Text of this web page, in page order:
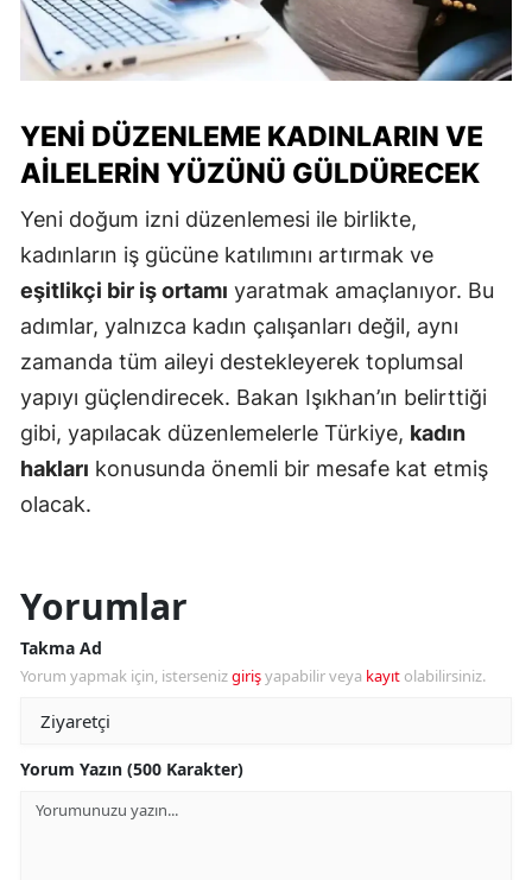
YENI DÜZENLEME KADINLARIN VE
AILELERIN YÜZÜNÜ GÜLDÜRECEK
Yeni doğum izni düzenlemesi ile birlikte,
kadınların iş gücüne katılımını artırmak ve
eşitlikçi bir iş ortamı yaratmak amaçlanıyor. Bu
adımlar, yalnızca kadın çalışanları değil, aynı
zamanda tüm aileyi destekleyerek toplumsal
yapıyı güçlendirecek. Bakan Işıkhan’ın belirttiği
gibi, yapılacak düzenlemelerle Türkiye, kadın
hakları konusunda önemli bir mesafe kat etmiş
olacak.
Yorumlar
Takma Ad
Yorum yapmak için, istersenizgirişyapabilir veya kayıt olabilirsiniz.
Yorum Yazın (500 Karakter)